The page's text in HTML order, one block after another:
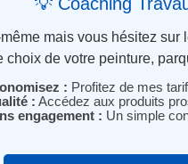
mais vous hésitez sur
choix de votre peinture,
: Profitez de mes
: Accédez aux produits
engagement : Un simple